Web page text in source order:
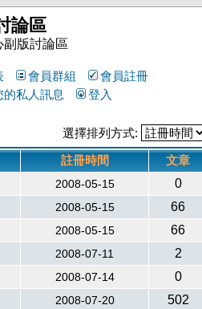
論區
版討論區
會員群組
會員註冊
私人訊息 登入
選擇排列方式:
註冊時間 文章
2008-05-15
0
2008-05-15
66
2008-05-15
66
2008-07-11
2
2008-07-14
0
2008-07-20
502